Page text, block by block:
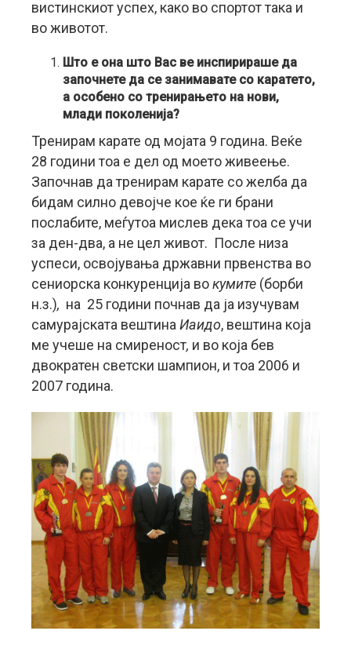
вистинскиот успех, како во спортот така и
во животот.
Што е она што Вас ве инспирираше да
започнете да се занимавате со каратето,
а особено со тренирањето на нови,
млади поколенија?
Тренирам карате од мојата 9 година. Веќе
28 години тоа е дел од моето живеење.
Започнав да тренирам карате со желба да
бидам силно девојче кое ќе ги брани
послабите, меѓутоа мислев дека тоа се учи
за ден-два, а не цел живот. После низа
успеси, освојувања државни првенства во
сениорска конкуренција вокумите (борби
н.з.), на 25 години почнав да ја изучувам
самурајската вештина Иаидо, вештина која
ме учеше на смиреност, и во која бев
двократен светски шампион, и тоа 2006 и
2007 година.